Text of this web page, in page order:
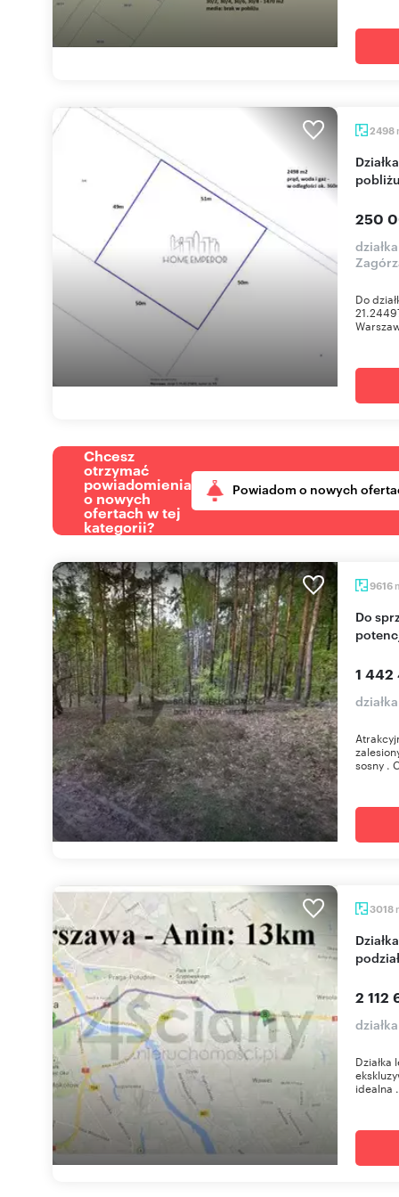
2498
Działka pod zabudowę w Wawrze - media w
250
Do
Chcesz
otrzymać
powiadomienia
o nowych
ofertach w tej
kategorii?
Powiadom o nowych
9616
Do sprzedania działka leśna 9 616 m² z dużym
1 442
sosny .
3018
Działka leśna 3018 m² w Aninie – potencjał pod
2 112
idealna